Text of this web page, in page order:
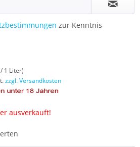
zur Kenntnis
1 Liter)
zzgl. Versandkosten
ausverkauft!